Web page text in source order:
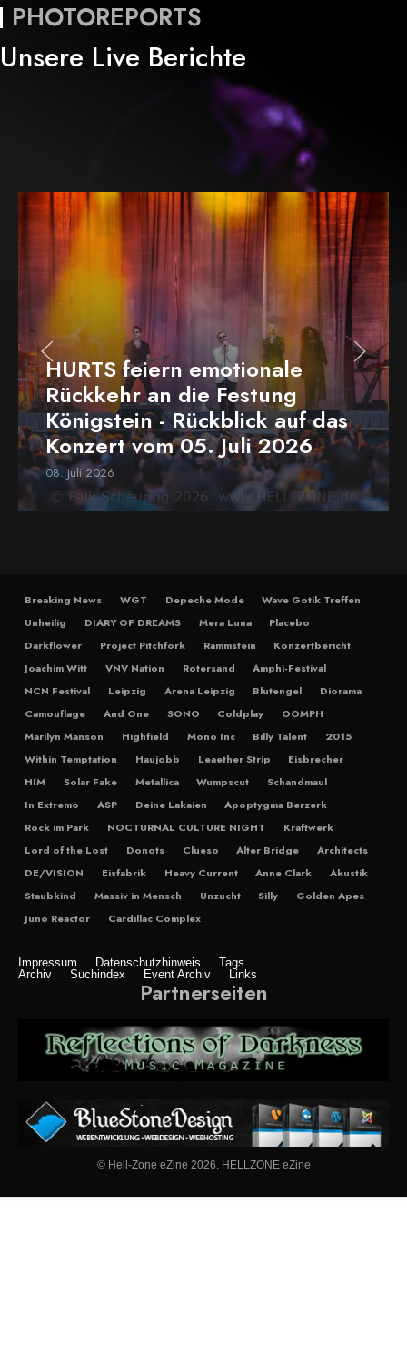
PHOTOREPORTS
Unsere Live Berichte
HURTS feiern emotionale
Rückkehr an die Festung
Königstein - Rückblick auf das
Konzert vom 05. Juli 2026
08. Juli 2026
Breaking News WGT Depeche Mode
Wave Gotik Treffen
Unheilig
DIARY OF DREAMS Mera Luna
Placebo
Darkflower
Project Pitchfork Rammstein
Konzertbericht
Joachim Witt
VNV Nation Rotersand
Amphi-Festival
NCN Festival
Leipzig Arena Leipzig Blutengel
Diorama
Camouflage
And One SONO Coldplay
OOMPH
Marilyn Manson
Highfield Mono Inc Billy Talent
2015
Within Temptation
Haujobb Leaether Strip
Eisbrecher
HIM
Solar Fake Metallica Wumpscut
Schandmaul
In Extremo
ASP Deine Lakaien
Apoptygma Berzerk
Rock im Park
NOCTURNAL CULTURE NIGHT
Kraftwerk
Lord of the Lost
Donots Clueso Alter Bridge
Architects
DE/VISION
Eisfabrik Heavy Current Anne Clark
Akustik
Staubkind
Massiv in Mensch Unzucht Silly
Golden Apes
Juno Reactor
Cardillac Complex
Impressum Datenschutzhinweis
Tags
Archiv
Suchindex Event Archiv Links
Partnerseiten
© Hell-Zone eZine 2026. HELLZONE eZine